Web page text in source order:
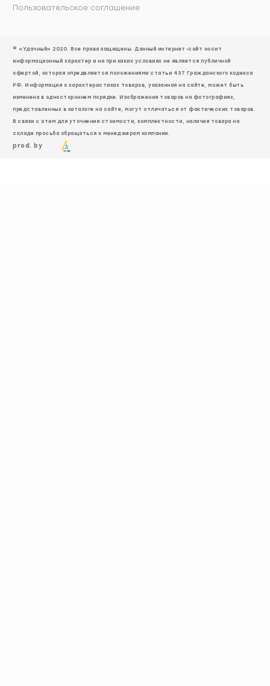
Пользовательское соглашение
© «Удачный» 2020. Все права защищены. Данный интернет-сайт носит
информационный характер и ни при каких условиях не является публичной
офертой, которая определяется положениями статьи 437 Гражданского кодекса
РФ. Информация о характеристиках товаров, указанная на сайте, может быть
изменена в одностороннем порядке. Изображения товаров на фотографиях,
представленных в каталоге на сайте, могут отличаться от фактических товаров.
В связи с этим для уточнения стоимости, комплектности, наличия товара на
складе просьба обращаться к менеджерам компании.
prod. by